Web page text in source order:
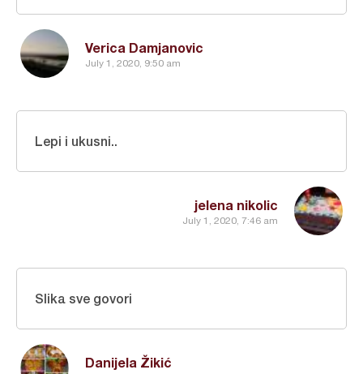
Verica Damjanovic
July 1, 2020, 9:50 am
jelena nikolic
July 1, 2020, 7:46 am
Lepi i ukusni..
Danijela Žikić
Slika sve govori